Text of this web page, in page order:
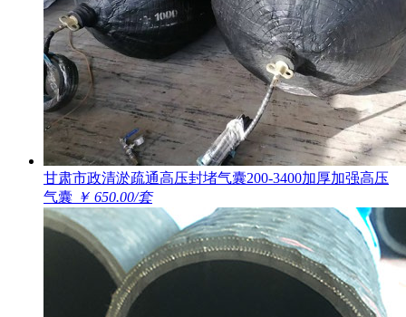
甘肃市政清淤疏通高压封堵气囊200-3400加厚加强高压
气囊 ￥ 650.00/套